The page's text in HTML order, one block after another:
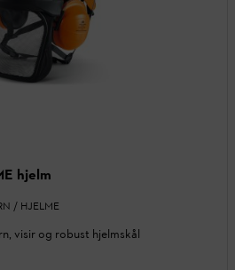
X-CLIMB ME hjelm
/ HJELME
visir og robust hjelmskål